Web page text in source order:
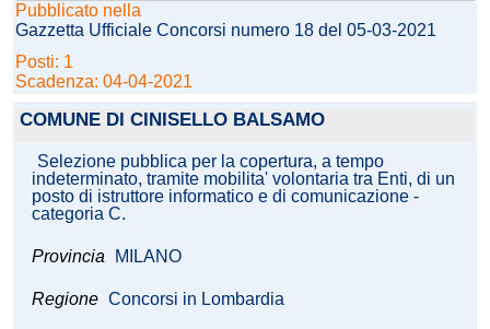
Pubblicato nella
Gazzetta Ufficiale Concorsi numero 18 del 05-03-2021
Posti: 1
Scadenza: 04-04-2021
COMUNE DI CINISELLO BALSAMO
Selezione pubblica per la copertura, a tempo
indeterminato, tramite mobilita' volontaria tra Enti, di un
posto di istruttore informatico e di comunicazione -
categoria C.
Provincia MILANO
Regione Concorsi in Lombardia